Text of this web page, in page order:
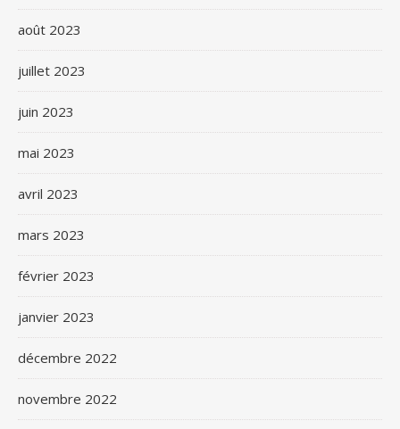
août 2023
juillet 2023
juin 2023
mai 2023
avril 2023
mars 2023
février 2023
janvier 2023
décembre 2022
novembre 2022